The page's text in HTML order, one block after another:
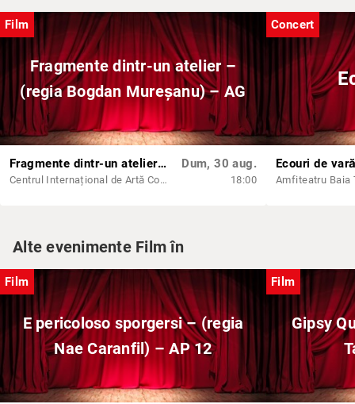
Film
Fragmente dintr-un atelier –
(regia Bogdan Mureșanu) – AG
Fragmente dintr-un atelier – (regia Bogdan Mureșanu) – AG
Centrul Internațional de Artă Contemporană - Baia Turcească Iași
Dum, 30 aug.
18:00
Concert
Ecouri de
Amfiteatru Baia
Alte evenimente Film în
Film
E pericoloso sporgersi – (regia
Nae Caranfil) – AP 12
Film
Gipsy